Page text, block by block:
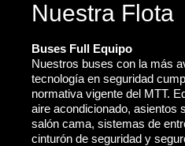
Nuestra Flota
Buses Full Equipo
Nuestros buses con la más
tecnología en seguridad
normativa vigente del MTT.
aire acondicionado, asientos
salón cama, sistemas de
cinturón de seguridad y